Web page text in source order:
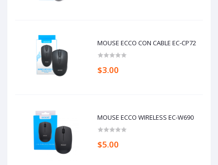
MOUSE ECCO CON CABLE EC-CP72
$3.00
MOUSE ECCO WIRELESS EC-W690
$5.00